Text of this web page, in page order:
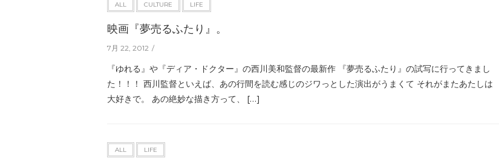
ALL CULTURE LIFE
映画『夢売るふたり』。
7月 22, 2012
『ゆれる』や『ディア・ドクター』の西川美和監督の最新作 『夢売るふたり』の試写に行ってきまし
た！！！ 西川監督といえば、あの行間を読む感じのジワっとした演出がうまくて それがまたあたしは
大好きで。 あの絶妙な描き方って、 […]
ALL LIFE